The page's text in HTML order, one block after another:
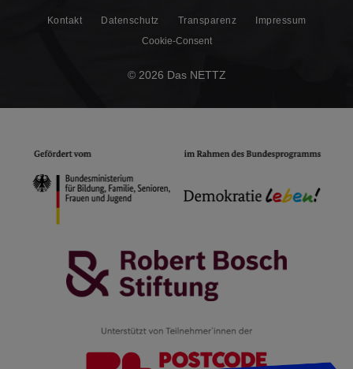
Kontakt Datenschutz Transparenz
Impressum
Cookie-Consent
© 2026 Das NETTZ